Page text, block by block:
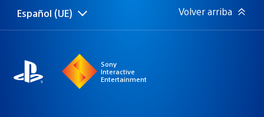
Selecciona
una
Región
actual:
Español (UE) Volver arriba
Sony
Interactive
Entertainment